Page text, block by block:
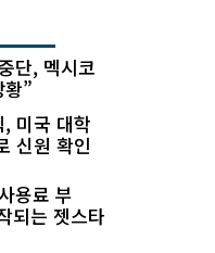
단, 멕시코
”
미국 대학
신원 확인
용료 부
되는 젯스타